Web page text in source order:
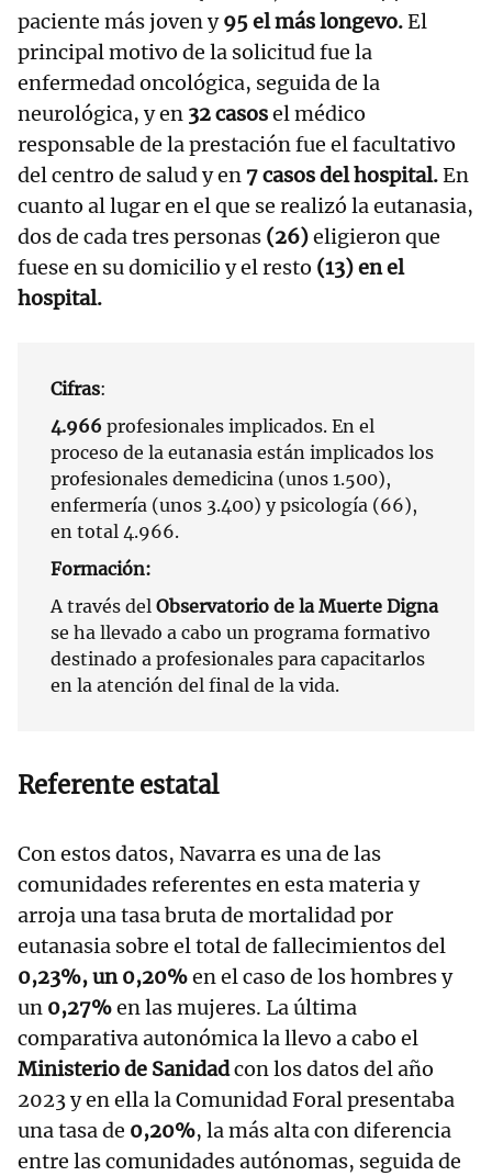
paciente más joven y95 el más longevo.El
principal motivo de la solicitud fue la
enfermedad oncológica, seguida de la
neurológica, y en 32 casosel médico
responsable de la prestación fue el facultativo
del centro de salud y en 7 casos del hospital.En
cuanto al lugar en el que se realizó la eutanasia,
dos de cada tres personas (26)eligieron que
fuese en su domicilio y el resto (13) en el
hospital.
Cifras:
4.966 profesionales implicados. En el
proceso de la eutanasia están implicados los
profesionales demedicina (unos 1.500),
enfermería (unos 3.400) y psicología (66),
en total 4.966.
Formación:
A través del Observatorio de la Muerte Digna
se ha llevado a cabo un programa formativo
destinado a profesionales para capacitarlos
en la atención del final de la vida.
Referente estatal
Con estos datos, Navarra es una de las
comunidades referentes en esta materia y
arroja una tasa bruta de mortalidad por
eutanasia sobre el total de fallecimientos del
0,23%, un 0,20%en el caso de los hombres y
un 0,27%en las mujeres. La última
comparativa autonómica la llevo a cabo el
Ministerio de Sanidadcon los datos del año
2023 y en ella la Comunidad Foral presentaba
una tasa de 0,20%, la más alta con diferencia
entre las comunidades autónomas, seguida de